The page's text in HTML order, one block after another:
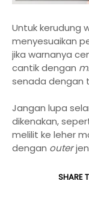
Untuk kerudung
menyesuaikan
jika warnanya
cantik dengan
senada dengan
Jangan lupa
dikenakan,
melilit ke leher
dengan outer
SHARE